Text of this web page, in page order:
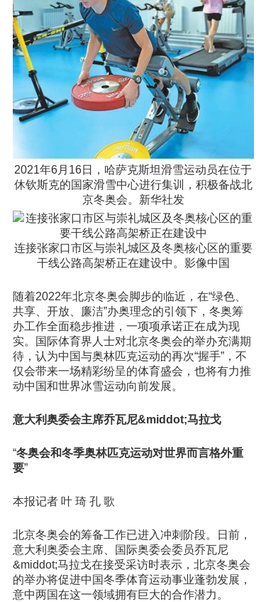
2021年6月16日，哈萨克斯坦滑雪运动员在位于
休钦斯克的国家滑雪中心进行集训，积极备战北
京冬奥会。新华社发
连接张家口市区与崇礼城区及冬奥核心区的重要
干线公路高架桥正在建设中。影像中国
随着2022年北京冬奥会脚步的临近，在“绿色、
共享、开放、廉洁”办奥理念的引领下，冬奥筹
办工作全面稳步推进，一项项承诺正在成为现
实。国际体育界人士对北京冬奥会的举办充满期
待，认为中国与奥林匹克运动的再次“握手”，不
仅会带来一场精彩纷呈的体育盛会，也将有力推
动中国和世界冰雪运动向前发展。
意大利奥委会主席乔瓦尼&middot;马拉戈
“冬奥会和冬季奥林匹克运动对世界而言格外重
要”
本报记者 叶 琦 孔 歌
北京冬奥会的筹备工作已进入冲刺阶段。日前，
意大利奥委会主席、国际奥委会委员乔瓦尼
&middot;马拉戈在接受采访时表示，北京冬奥会
的举办将促进中国冬季体育运动事业蓬勃发展，
意中两国在这一领域拥有巨大的合作潜力。